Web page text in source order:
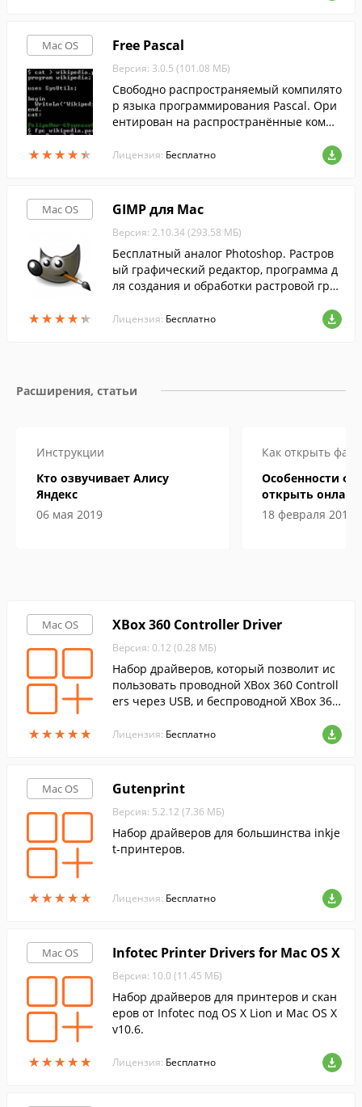
Mac OS
★★★★★
★★★★★
Free Pascal
Версия: 3.0.5 (101.08 МБ)
Cвободно распространяемый компилято
р языка программирования Pascal. Ори
ентирован на распространённые комме
Delphi.
Лицензия: Бесплатно
Mac OS
★★★★★
★★★★★
GIMP для Mac
Версия: 2.10.34 (293.58 МБ)
Бесплатный аналог Photoshop. Растров
ый графический редактор, программа д
ля создания и обработки растровой гра
векторной графикой.
Лицензия: Бесплатно
Расширения, статьи
Инструкции
Кто озвучивает Алису
Яндекс
06 мая 2019
Как открыть файл
Особенности
открыть
компьютере
18 февраля 2019
Mac OS
★★★★★
★★★★★
XBox 360 Controller Driver
Версия: 0.12 (0.28 МБ)
Набор драйверов, который позволит ис
пользовать проводной XBox 360 Controll
ers через USB, и беспроводной XBox 360
ing Receiver для Windows на компьютер
Лицензия: Бесплатно
Mac OS
★★★★★
★★★★★
Gutenprint
Версия: 5.2.12 (7.36 МБ)
Набор драйверов для большинства inkje
t-принтеров.
Лицензия: Бесплатно
Mac OS
★★★★★
★★★★★
Infotec Printer Drivers for Mac OS X
Версия: 10.0 (11.45 МБ)
Набор драйверов для принтеров и скан
еров от Infotec под OS X Lion и Mac OS X
v10.6.
Лицензия: Бесплатно